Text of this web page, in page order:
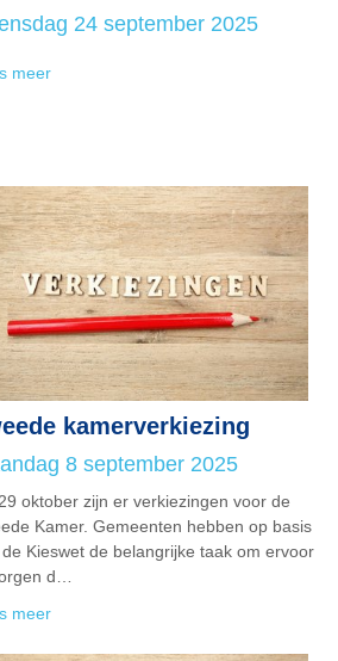
24 september 2025
meer
kamerverkiezing
8 september 2025
oktober zijn er verkiezingen voor de
Kamer. Gemeenten hebben op basis
Kieswet de belangrijke taak om ervoor
d…
meer